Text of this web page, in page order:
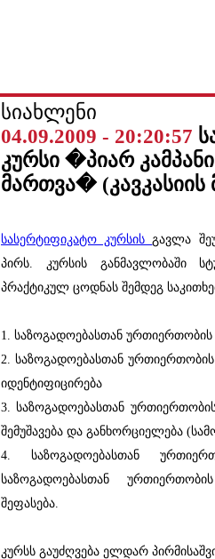
სიახლენი
04.09.2009 - 20:20:57
კურსი �პიარ
მართვა�
სასერტიფიკატო კურსისგავლა
პირს . კურსის განმავლობაში
პრაქტიკულ ცოდნას შემდეგ
1. საზოგადოებასთან ურთიერთობის
2. საზოგადოებასთან ურთიერთობის
იდენტიფიცირება
3. საზოგადოებასთან
შემუშავება და განხორციელება
4. საზოგადოებასთან
საზოგადოებასთან
შეფასება.
კურსს გაუძღვება ელდარ